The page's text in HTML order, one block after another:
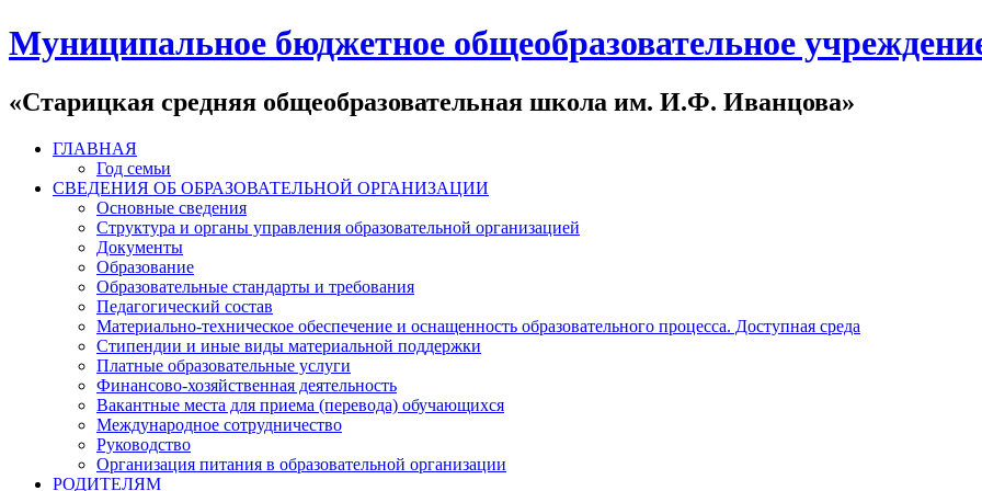
Муниципальное бюджетное общеобразовательное
«Старицкая средняя общеобразовательная школа им. И.Ф. Иванцова»
ГЛАВНАЯ
Год семьи
СВЕДЕНИЯ ОБ ОБРАЗОВАТЕЛЬНОЙ ОРГАНИЗАЦИИ
Основные сведения
Структура и органы управления образовательной организацией
Документы
Образование
Образовательные стандарты и требования
Педагогический состав
Материально-техническое обеспечение и оснащенность образовательного процесса. Доступная среда
Стипендии и иные виды материальной поддержки
Платные образовательные услуги
Финансово-хозяйственная деятельность
Вакантные места для приема (перевода) обучающихся
Международное сотрудничество
Руководство
Организация питания в образовательной организации
РОДИТЕЛЯМ